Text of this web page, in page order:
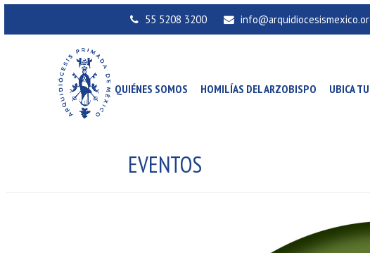
55 5208 3200
QUIÉNES SOMOS HOMILÍAS DEL ARZOBISPO UBICA
EVENTOS